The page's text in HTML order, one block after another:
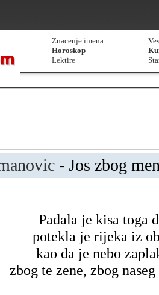
Znacenje imena
Horoskop
Lektire
- Jos zbog
Padala je kisa toga
potekla je rijeka iz
kao da je nebo
zbog te zene, zbog